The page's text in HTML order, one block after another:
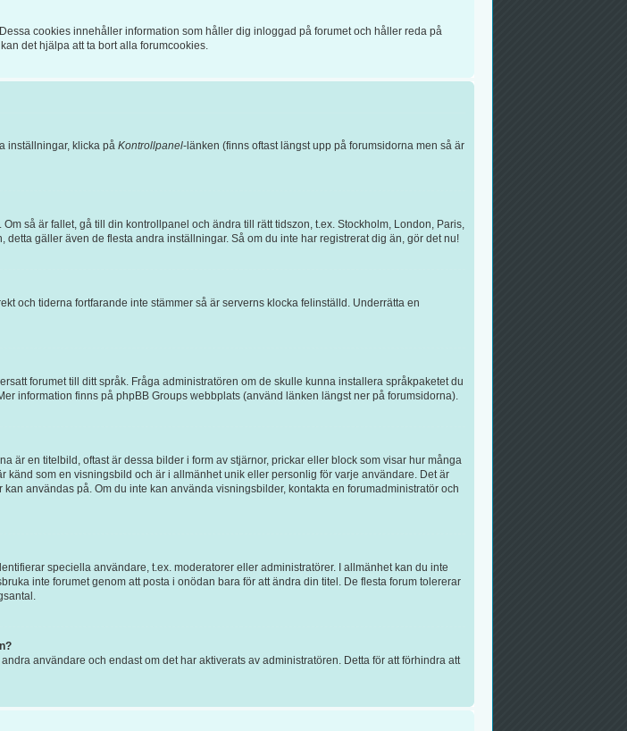
cookies innehåller information som håller dig inloggad på forumet och håller reda på
det hjälpa att ta bort alla forumcookies.
inställningar, klicka på Kontrollpanel-länken (finns oftast längst upp på forumsidorna men så är
så är fallet, gå till din kontrollpanel och ändra till rätt tidszon, t.ex. Stockholm, London, Paris,
gäller även de flesta andra inställningar. Så om du inte har registrerat dig än, gör det nu!
och tiderna fortfarande inte stämmer så är serverns klocka felinställd. Underrätta en
forumet till ditt språk. Fråga administratören om de skulle kunna installera språkpaketet du
information finns på phpBB Groups webbplats (använd länken längst ner på forumsidorna).
är en titelbild, oftast är dessa bilder i form av stjärnor, prickar eller block som visar hur många
som en visningsbild och är i allmänhet unik eller personlig för varje användare. Det är
användas på. Om du inte kan använda visningsbilder, kontakta en forumadministratör och
speciella användare, t.ex. moderatorer eller administratörer. I allmänhet kan du inte
inte forumet genom att posta i onödan bara för att ändra din titel. De flesta forum tolererar
användare och endast om det har aktiverats av administratören. Detta för att förhindra att